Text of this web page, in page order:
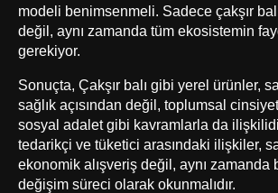
modeli benimsenmeli. Sadece çakşır
değil, aynı zamanda tüm ekosistemin
gerekiyor.
Sonuçta, Çakşır balı gibi yerel ürünler,
sağlık açısından değil, toplumsal
sosyal adalet gibi kavramlarla da
tedarikçi ve tüketici arasındaki ilişkiler,
ekonomik alışveriş değil, aynı zamanda
değişim süreci olarak okunmalıdır.